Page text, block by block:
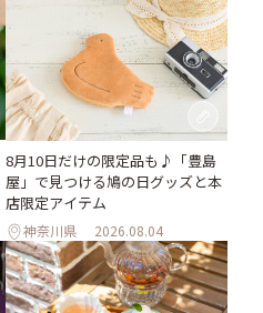
8月10日だけの限定品も♪「豊島
屋」で見つける鳩の日グッズと本
店限定アイテム
神奈川県 2026.08.04